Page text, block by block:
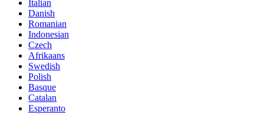
Italian
Danish
Romanian
Indonesian
Czech
Afrikaans
Swedish
Polish
Basque
Catalan
Esperanto